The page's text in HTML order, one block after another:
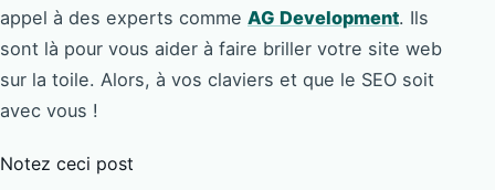
appel à des experts comme AG Development. Ils
sont là pour vous aider à faire briller votre site web
sur la toile. Alors, à vos claviers et que le SEO soit
avec vous !
Notez ceci post